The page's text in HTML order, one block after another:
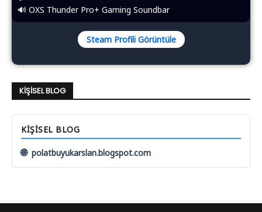
🔊 OXS Thunder Pro+ Gaming Soundbar
Steam Profili Görüntüle
KIŞISEL BLOG
KIŞISEL BLOG
🌐 polatbuyukarslan.blogspot.com